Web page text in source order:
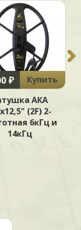
₽
Купить
АКА
(2F) 2-
6кГц и
14кГц